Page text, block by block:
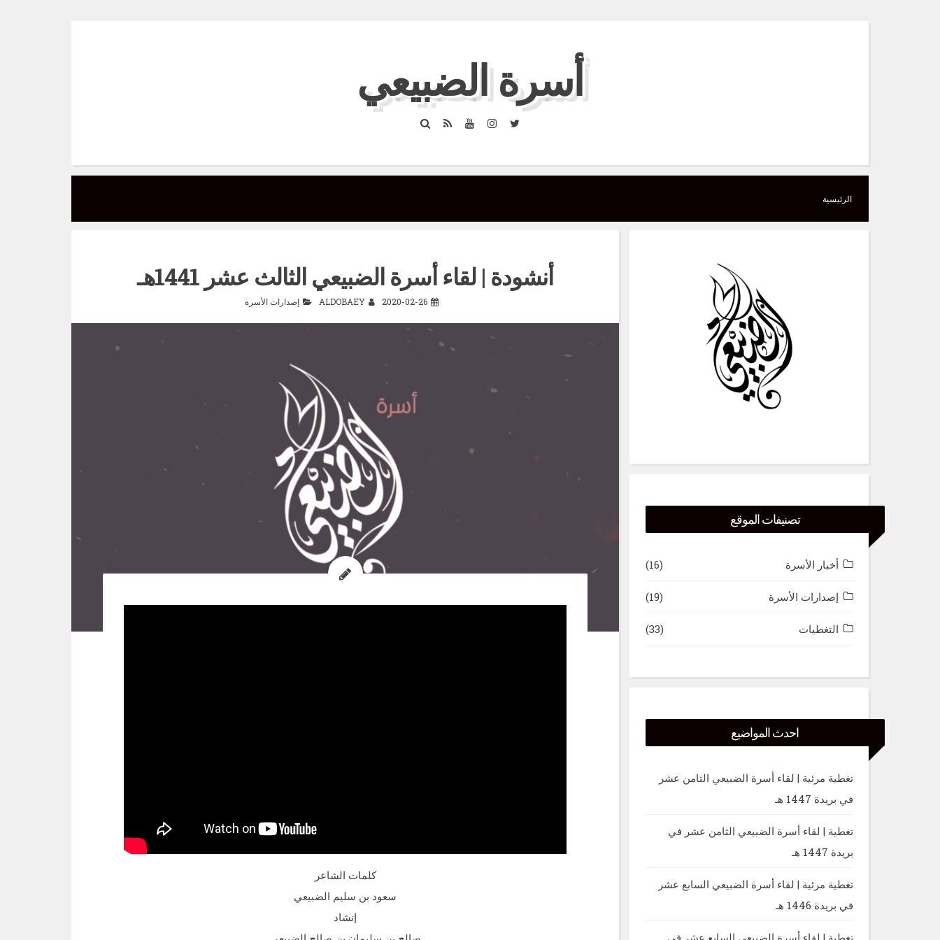
أسرة الضبيعي
Twitter
Instagram
YouTube
RSS
Search
الرئيسية
أنشودة | لقاء أسرة الضبيعي الثالث عشر 1441هـ
2020-02-26
ALDOBAEY إصدارات الأسرة
كلمات الشاعر
سعود بن سليم الضبيعي
إنشاد
تصنيفات الموقع
أخبار الأسرة (16)
إصدارات الأسرة (19)
التغطيات (33)
احدث المواضيع
تغطية مرئية | لقاء أسرة الضبيعي الثامن عشر
في بريدة 1447 هـ
تغطية | لقاء أسرة الضبيعي الثامن عشر في
بريدة 1447 هـ
تغطية مرئية | لقاء أسرة الضبيعي السابع عشر
في بريدة 1446 هـ
تغطية | لقاء أسرة الضبيعي السابع عشر في